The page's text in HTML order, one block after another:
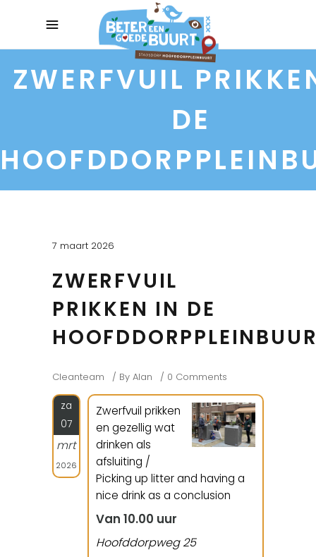
ZWERFVUIL
DE
7 maart 2026
ZWERFVUIL
PRIKKEN IN DE
Cleanteam By Alan 0 Comments
za
07
mrt
2026
Zwerfvuil prikken
en gezellig wat
drinken als
afsluiting /
Picking up litter and having a
nice drink as a conclusion
Van 10.00 uur
Hoofddorpweg 25